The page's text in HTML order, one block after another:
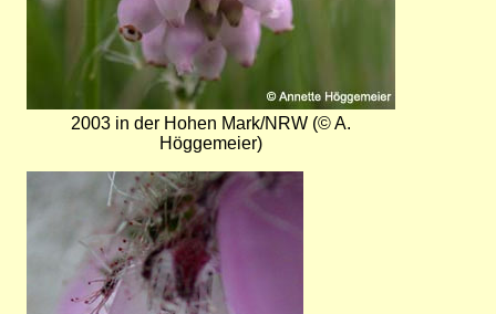
2003 in der Hohen Mark/NRW (© A.
Höggemeier)